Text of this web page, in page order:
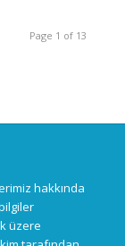
Page 1 of 13
hakkında
üzere